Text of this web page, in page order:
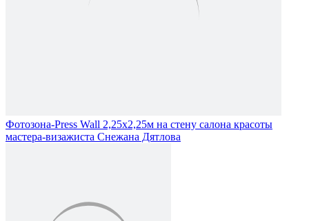
Фотозона-Press Wall 2,25х2,25м на стену салона красоты
мастера-визажиста Снежана Дятлова